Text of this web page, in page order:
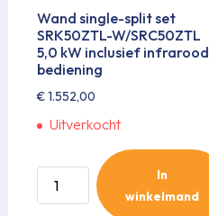
Wand single-split set
SRK50ZTL-W/SRC50ZTL
5,0 kW inclusief infrarood
bediening
€1.552,00
Uitverkocht
In
winkelmand